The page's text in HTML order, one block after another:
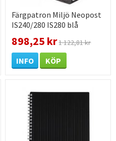
Färgpatron Miljö Neopost
IS240/280 IS280 blå
898,25 kr1 122,81 kr
INFO KÖP